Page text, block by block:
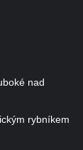
nad
rybníkem